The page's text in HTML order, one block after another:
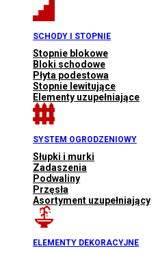
SCHODY I STOPNIE
Stopnie blokowe
Bloki schodowe
Płyta podestowa
Stopnie lewitujące
Elementy uzupełniające
SYSTEM OGRODZENIOWY
Słupki i murki
Zadaszenia
Podwaliny
Przęsła
Asortyment uzupełniający
ELEMENTY DEKORACYJNE